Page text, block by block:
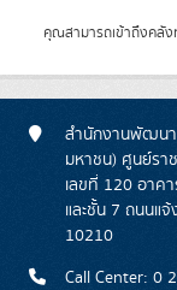
คุณสามารถเข้าถึงคลัง
สำนักงานพัฒนา
มหาชน) ศูนย์รา
เลขที่ 120 อาค
และชั้น 7 ถนนแ
10210
Call Center: 0